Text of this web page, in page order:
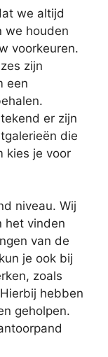
we altijd
we houden
voorkeuren.
zijn
een
er zijn
die
kies je voor
niveau. Wij
het vinden
van de
je ook bij
zoals
hebben
geholpen.